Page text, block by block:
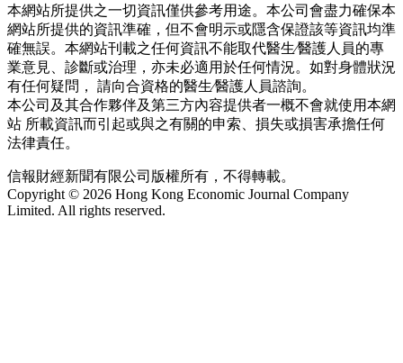
本網站所提供之一切資訊僅供參考用途。本公司會盡力確保本
網站所提供的資訊準確，但不會明示或隱含保證該等資訊均準
確無誤。本網站刊載之任何資訊不能取代醫生∕醫護人員的專
業意見、診斷或治理，亦未必適用於任何情況。如對身體狀況
有任何疑問， 請向合資格的醫生∕醫護人員諮詢。
本公司及其合作夥伴及第三方內容提供者一概不會就使用本網
站 所載資訊而引起或與之有關的申索、損失或損害承擔任何
法律責任。
信報財經新聞有限公司版權所有，不得轉載。
Copyright © 2026 Hong Kong Economic Journal Company
Limited. All rights reserved.